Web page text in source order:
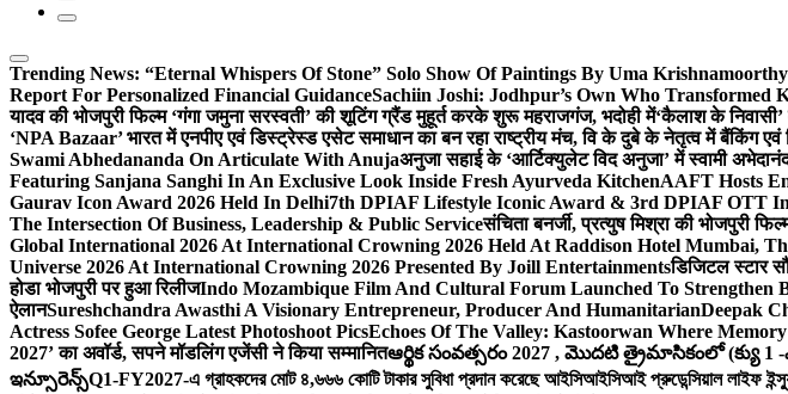
Trending News: “Eternal Whispers Of Stone” Solo Show Of Paintings By Uma
Report For Personalized Financial GuidanceSachiin Joshi: Jodhpur’s Own Who Transformed
यादव की भोजपुरी फिल्म ‘गंगा जमुना सरस्वती’ की शूटिंग ग्रैंड मुहूर्त करके शुरू महराजगंज, भदोही में‘कैलाश के निवासी’
‘NPA Bazaar’ भारत में एनपीए एवं डिस्ट्रेस्ड एसेट समाधान का बन रहा राष्ट्रीय मंच, वि के दुबे के नेतृत्व में बैंकिंग
Swami Abhedananda On Articulate With Anujaअनुजा सहाई के ‘आर्टिक्युलेट विद अनुजा’ में स्वामी
Featuring Sanjana Sanghi In An Exclusive Look Inside Fresh Ayurveda KitchenAAFT Hosts
Gaurav Icon Award 2026 Held In Delhi7th DPIAF Lifestyle Iconic Award & 3rd DPIAF OTT
The Intersection Of Business, Leadership & Public Serviceसंचिता बनर्जी, प्रत्युष मिश्रा की भोजपुरी
Global International 2026 At International Crowning 2026 Held At Raddison Hotel Mumbai,
Universe 2026 At International Crowning 2026 Presented By Joill Entertainmentsडिजिटल स्टार
होडा भोजपुरी पर हुआ रिलीजIndo Mozambique Film And Cultural Forum Launched To Strengthen
ऐलानSureshchandra Awasthi A Visionary Entrepreneur, Producer And HumanitarianDeepak
Actress Sofee George Latest Photoshoot PicsEchoes Of The Valley: Kastoorwan Where
2027’ का अवॉर्ड, सपने मॉडलिंग एजेंसी ने किया सम्मानितఆర్థిక సంవత్సరం 2027 , మొదటి త్రైమాసికంలో (క్యు
ఇన్సూరెన్స్Q1-FY2027-এ গ্রাহকদের মোট ৪,৬৬৬ কোটি টাকার সুবিধা প্রদান করেছে আইসিআইসিআই প্রুডেন্সিয়াল লাইফ